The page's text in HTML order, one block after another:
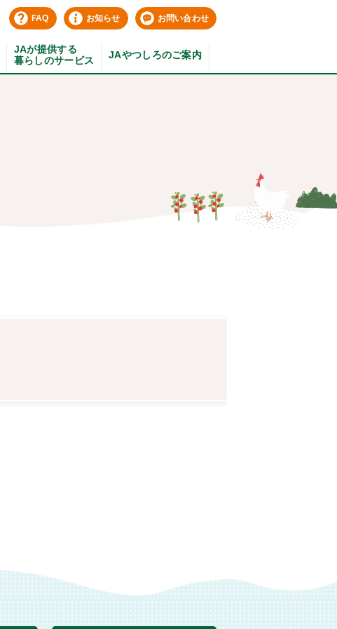
FAQ お知らせ お問い合わせ
JAが提供する
暮らしのサービス
JAやつしろのご案内